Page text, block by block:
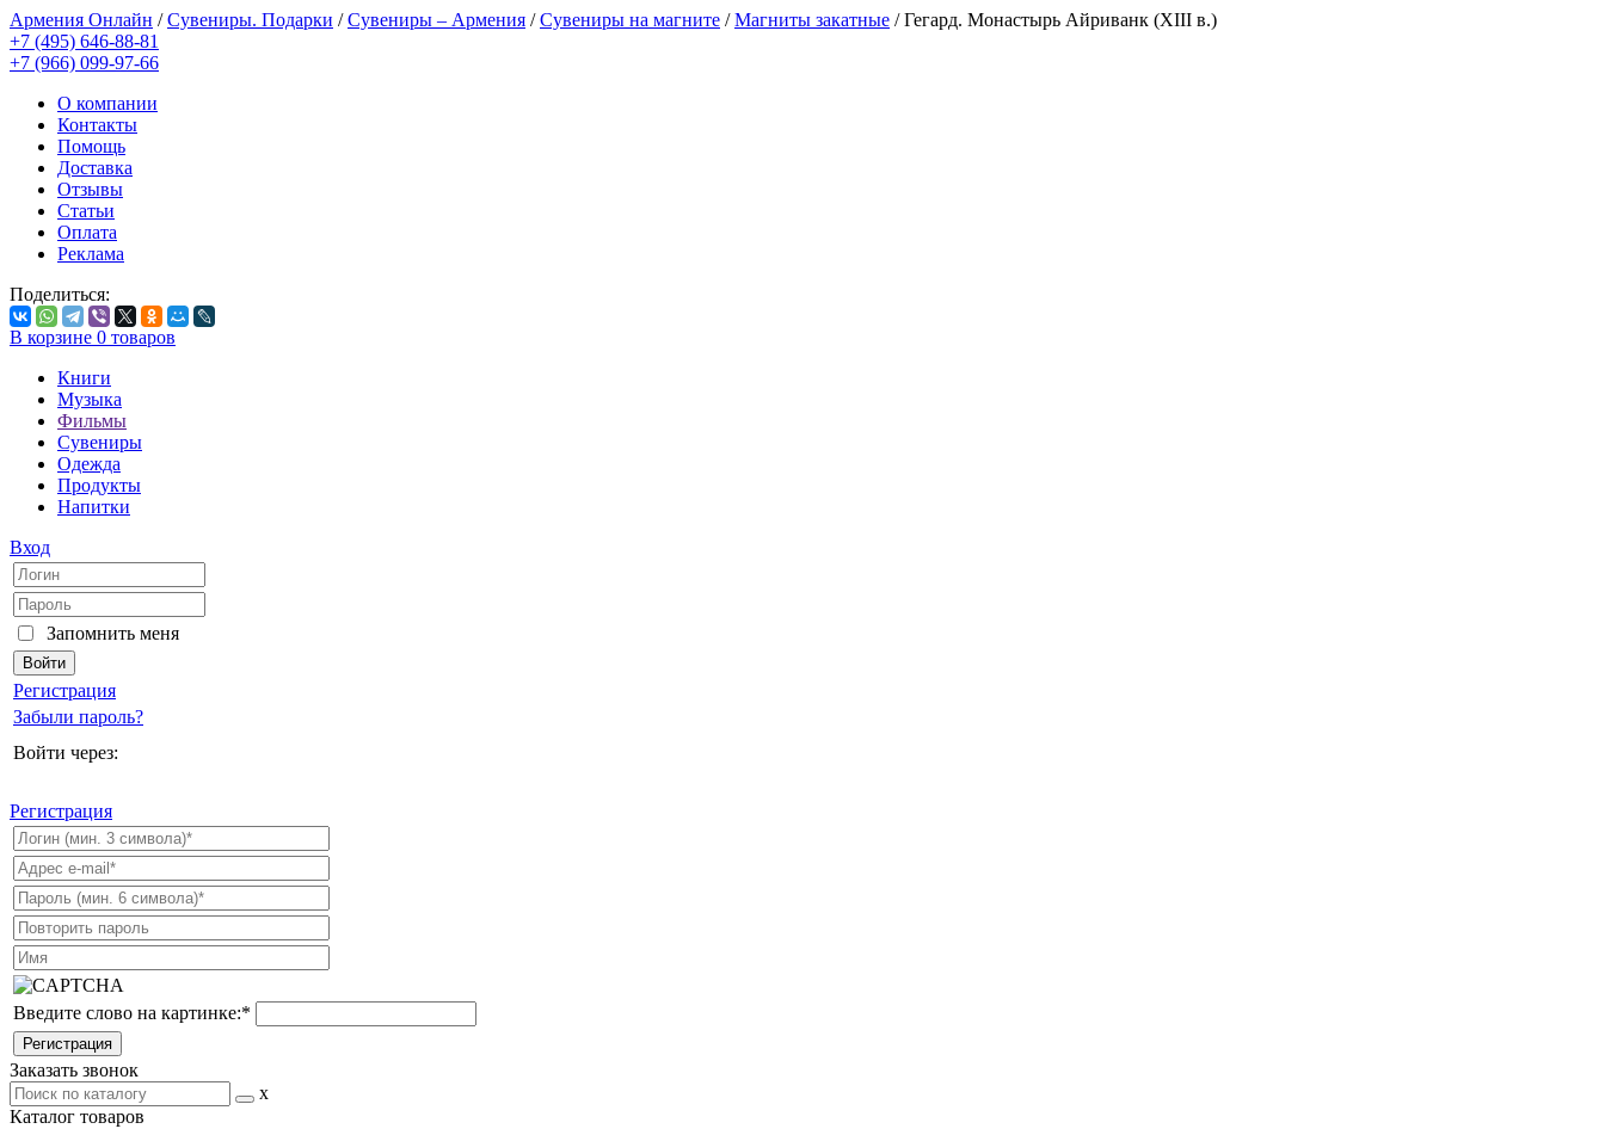
Армения Онлайн /Сувениры. Подарки /Сувениры – Армения /Сувениры на магните /Магниты закатные /Гегард. Монастырь Айриванк (XIII в.)
+7 (495) 646-88-81
+7 (966) 099-97-66
О компании
Контакты
Помощь
Доставка
Отзывы
Статьи
Оплата
Реклама
Поделиться:
В корзине 0 товаров
Книги
Музыка
Фильмы
Сувениры
Одежда
Продукты
Напитки
Вход
Запомнить меня
Регистрация
Забыли пароль?
Войти через:
Регистрация
Введите слово на картинке:*
Заказать звонок
x
Каталог товаров